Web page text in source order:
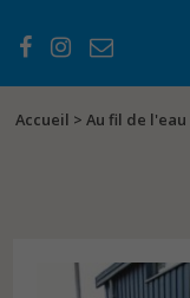
Accueil > Au fil de l'eau